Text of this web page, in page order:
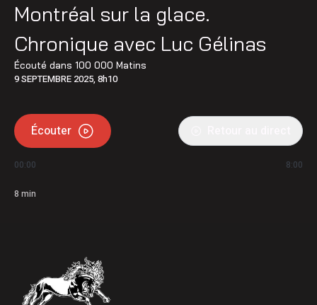
Montréal sur la glace.
Chronique avec Luc Gélinas
Écouté dans 100 000 Matins
9 SEPTEMBRE 2025, 8h10
Écouter
00:00 8:00
8 min